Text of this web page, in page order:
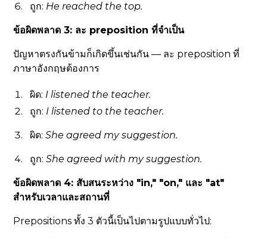
ถูก: He reached the top.
ข้อผิดพลาด 3: ละ preposition ที่จำเป็น
ปัญหาตรงกันข้ามก็เกิดขึ้นเช่นกัน — ละ preposition ที่
ภาษาอังกฤษต้องการ
ผิด: I listened the teacher.
ถูก: I listened to the teacher.
ผิด:She agreed my suggestion.
ถูก:She agreed with my suggestion.
ข้อผิดพลาด 4: สับสนระหว่าง "in," "on," และ "at"
สำหรับเวลาและสถานที่
Prepositions ทั้ง 3 ตัวนี้เป็นไปตามรูปแบบทั่วไป: